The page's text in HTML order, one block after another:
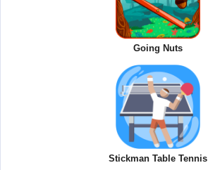
Going Nuts
Stickman Table Tennis